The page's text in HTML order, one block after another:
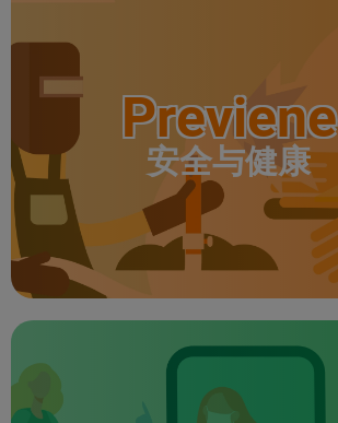
Previene
安全与健康